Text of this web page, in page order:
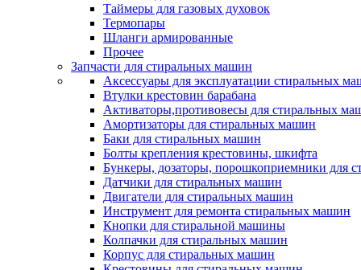
Таймеры для газовых духовок
Термопары
Шланги армированные
Прочее
Запчасти для стиральных машин
Аксессуары для эксплуатации стиральных
Втулки крестовин барабана
Активаторы,противовесы для стиральных
Амортизаторы для стиральных машин
Баки для стиральных машин
Болты крепления крестовины, шкифта
Бункеры, дозаторы, порошкоприемники для
Датчики для стиральных машин
Двигатели для стиральных машин
Инструмент для ремонта стиральных машин
Кнопки для стиральной машины
Колпачки для стиральных машин
Корпус для стиральных машин